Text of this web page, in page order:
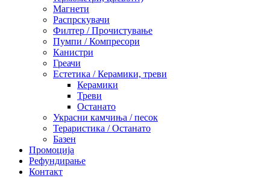
Магнети
Распрскувачи
Филтер / Прочистување
Пумпи / Компресори
Канистри
Греачи
Естетика / Керамики, треви
Керамики
Треви
Останато
Украсни камчиња / песок
Тераристика / Останато
Базен
Промоција
Рефундирање
Контакт